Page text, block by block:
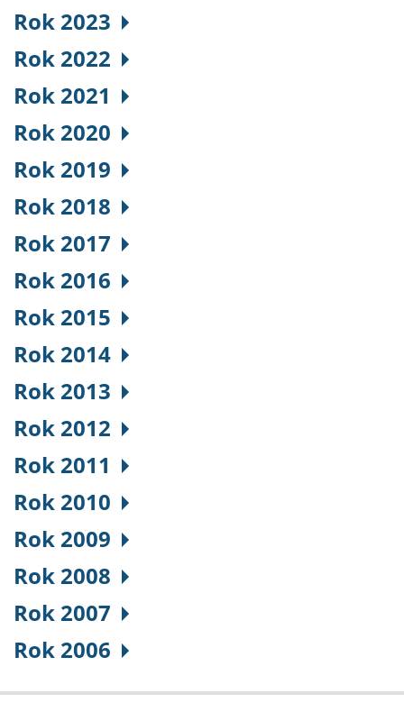
Rok 2023
Rok 2022
Rok 2021
Rok 2020
Rok 2019
Rok 2018
Rok 2017
Rok 2016
Rok 2015
Rok 2014
Rok 2013
Rok 2012
Rok 2011
Rok 2010
Rok 2009
Rok 2008
Rok 2007
Rok 2006